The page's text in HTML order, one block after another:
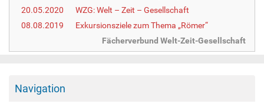
20.05.2020
WZG: Welt – Zeit – Gesellschaft
08.08.2019
Exkursionsziele zum Thema „Römer“
Fächerverbund Welt-Zeit-Gesellschaft
Navigation